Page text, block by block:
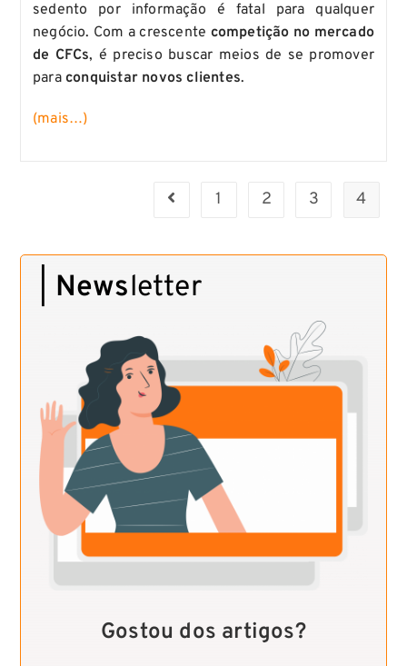
sedento por informação é fatal para qualquer
negócio. Com a crescente competição no mercado
de CFCs, é preciso buscar meios de se promover
para conquistar novos clientes.
(mais…)
1 2 3 4
Newsletter
Gostou dos artigos?